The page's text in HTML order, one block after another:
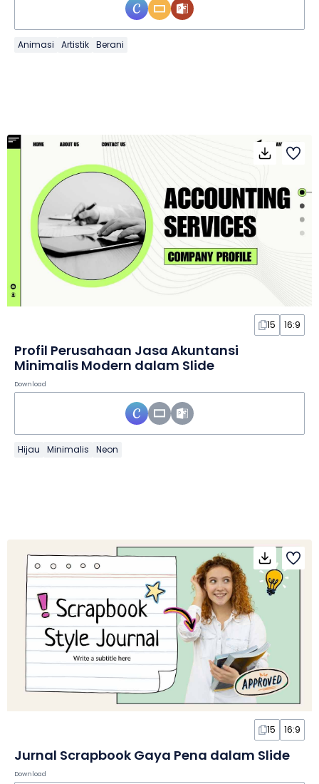
Animasi Artistik Berani
15 16:9
Profil Perusahaan Jasa Akuntansi
Minimalis Modern dalam Slide
Download
Hijau Minimalis Neon
15 16:9
Jurnal Scrapbook Gaya Pena dalam Slide
Download